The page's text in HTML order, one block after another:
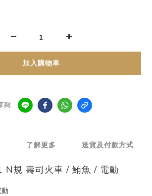
加入購物車
到
了解更多 送貨及付款方式
N規 壽司火車 / 鮪魚 / 電動